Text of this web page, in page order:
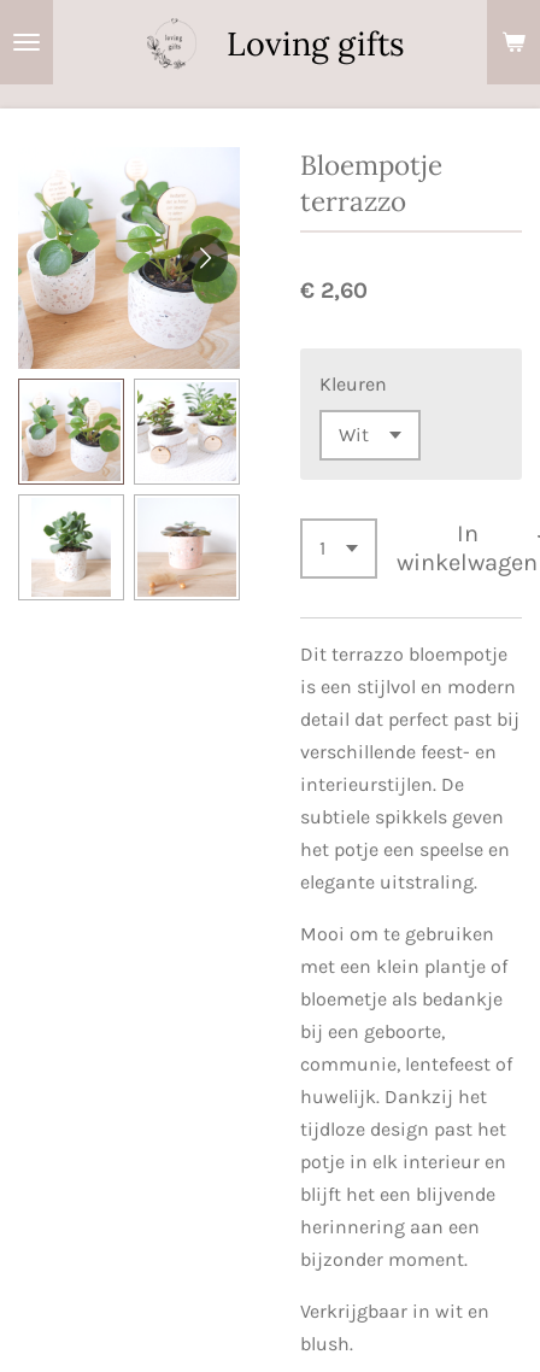
Loving gifts
Bloempotje
terrazzo
€ 2,60
Kleuren
In
winkelwagen
Dit terrazzo bloempotje
is een stijlvol en modern
detail dat perfect past bij
verschillende feest- en
interieurstijlen. De
subtiele spikkels geven
het potje een speelse en
elegante uitstraling.
Mooi om te gebruiken
met een klein plantje of
bloemetje als bedankje
bij een geboorte,
communie, lentefeest of
huwelijk. Dankzij het
tijdloze design past het
potje in elk interieur en
blijft het een blijvende
herinnering aan een
bijzonder moment.
Verkrijgbaar in wit en
blush.